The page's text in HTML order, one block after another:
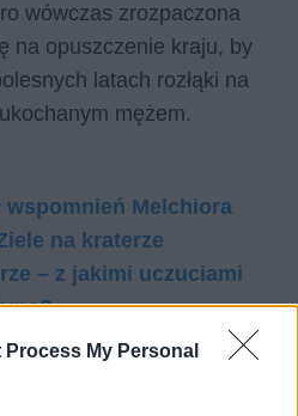
Process My Personal
wówczas zrozpaczona
na opuszczenie kraju, by
latach rozłąki na
mężem.
wspomnień Melchiora
na kraterze
– z jakimi uczuciami
– plan wydarzeń
z opinią, że powieść